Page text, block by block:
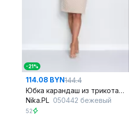
-21%
114.08 BYN144.4
Юбка карандаш из трикотажа с молнией и шлицей
Nika.PL 050442 бежевый
52